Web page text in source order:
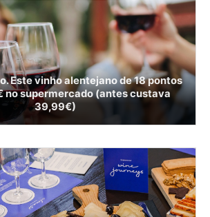
Este vinho alentejano de 18 pontos
no supermercado (antes custava
39,99€)